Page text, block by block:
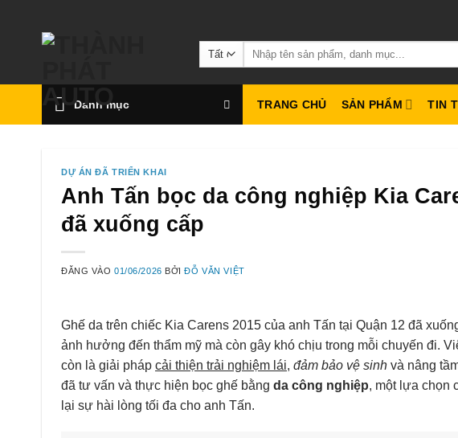
Tìm
kiếm:
Danh mục TRANG CHỦ SẢN PHẨM TIN
DỰ ÁN ĐÃ TRIỂN KHAI
Anh Tấn bọc da công nghiệp Kia
đã xuống cấp
ĐĂNG VÀO01/06/2026 BỞIĐỖ VĂN VIỆT
Ghế da trên chiếc Kia Carens 2015 của anh Tấn tại Quận 12 đã
ảnh hưởng đến thẩm mỹ mà còn gây khó chịu trong mỗi chuyến đi.
còn là giải pháp cải thiện trải nghiệm lái, đảm bảo vệ sinh và nâng
đã tư vấn và thực hiện bọc ghế bằng da công nghiệp, một lựa chọn
lại sự hài lòng tối đa cho anh Tấn.